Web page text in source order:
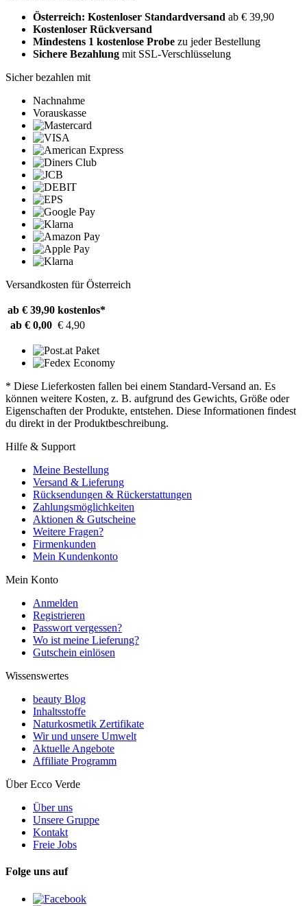
Österreich: Kostenloser Standardversand ab € 39,90
Kostenloser Rückversand
Mindestens 1 kostenlose Probe zu jeder Bestellung
Sichere Bezahlung mit SSL-Verschlüsselung
Sicher bezahlen mit
Nachnahme
Vorauskasse
Versandkosten für Österreich
ab € 39,90 kostenlos*
ab € 0,00 € 4,90
* Diese Lieferkosten fallen bei einem Standard-Versand an. Es
können weitere Kosten, z. B. aufgrund des Gewichts, Größe oder
Eigenschaften der Produkte, entstehen. Diese Informationen findest
du direkt in der Produktbeschreibung.
Hilfe & Support
Meine Bestellung
Versand & Lieferung
Rücksendungen & Rückerstattungen
Zahlungsmöglichkeiten
Aktionen & Gutscheine
Weitere Fragen?
Firmenkunden
Mein Kundenkonto
Mein Konto
Anmelden
Registrieren
Passwort vergessen?
Wo ist meine Lieferung?
Gutschein einlösen
Wissenswertes
beauty Blog
Inhaltsstoffe
Naturkosmetik Zertifikate
Wir und unsere Umwelt
Aktuelle Angebote
Affiliate Programm
Über Ecco Verde
Über uns
Unsere Gruppe
Kontakt
Freie Jobs
Folge uns auf